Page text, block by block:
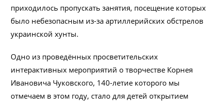
приходилось пропускать занятия, посещение которых
было небезопасным из-за артиллерийских обстрелов
украинской хунты.
Одно из проведённых просветительских
интерактивных мероприятий о творчестве Корнея
Ивановича Чуковского, 140-летие которого мы
отмечаем в этом году, стало для детей открытием